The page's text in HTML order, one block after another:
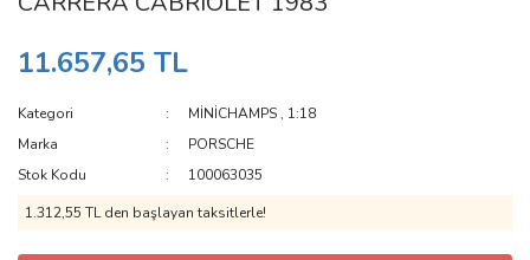
11.657,65 TL
Kategori MİNİCHAMPS , 1:18
Marka
PORSCHE
Stok Kodu
100063035
1.312,55 TL den başlayan taksitlerle!